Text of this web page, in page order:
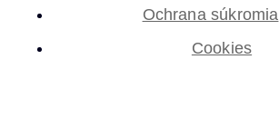
Ochrana súkromia
Cookies